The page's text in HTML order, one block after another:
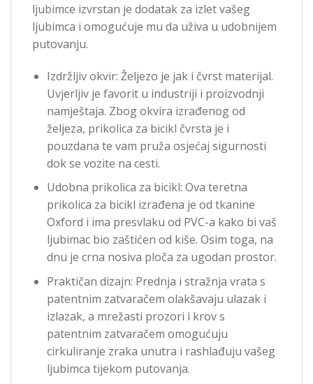
ljubimce izvrstan je dodatak za izlet vašeg
ljubimca i omogućuje mu da uživa u udobnijem
putovanju.
Izdržljiv okvir: Željezo je jak i čvrst materijal.
Uvjerljiv je favorit u industriji i proizvodnji
namještaja. Zbog okvira izrađenog od
željeza, prikolica za bicikl čvrsta je i
pouzdana te vam pruža osjećaj sigurnosti
dok se vozite na cesti.
Udobna prikolica za bicikl: Ova teretna
prikolica za bicikl izrađena je od tkanine
Oxford i ima presvlaku od PVC-a kako bi vaš
ljubimac bio zaštićen od kiše. Osim toga, na
dnu je crna nosiva ploča za ugodan prostor.
Praktičan dizajn: Prednja i stražnja vrata s
patentnim zatvaračem olakšavaju ulazak i
izlazak, a mrežasti prozori i krov s
patentnim zatvaračem omogućuju
cirkuliranje zraka unutra i rashlađuju vašeg
ljubimca tijekom putovanja.